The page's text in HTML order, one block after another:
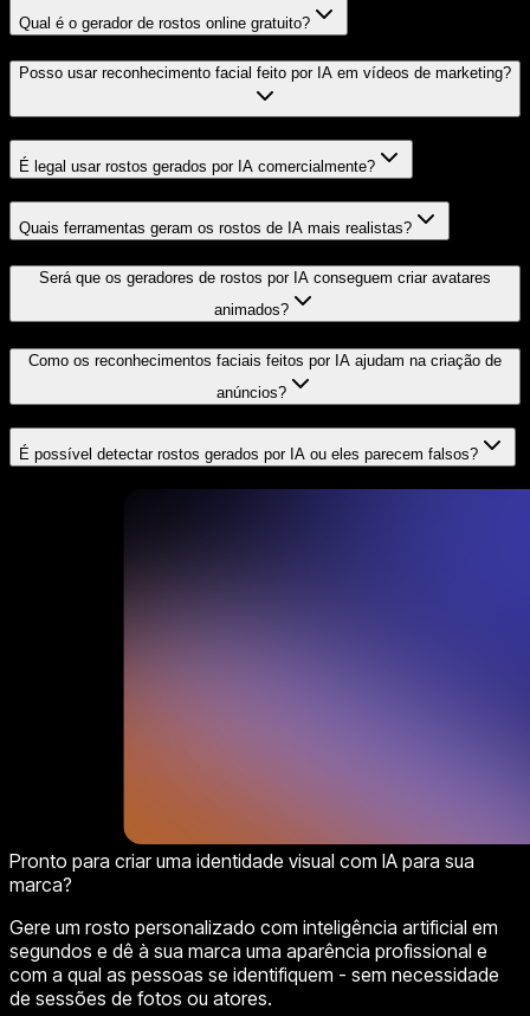
Qual é o gerador de rostos online gratuito?
Posso usar reconhecimento facial feito por IA em vídeos de marketing?
É legal usar rostos gerados por IA comercialmente?
Quais ferramentas geram os rostos de IA mais realistas?
Será que os geradores de rostos por IA conseguem criar avatares
animados?
Como os reconhecimentos faciais feitos por IA ajudam na criação de
anúncios?
É possível detectar rostos gerados por IA ou eles parecem falsos?
Pronto para criar uma identidade visual com IA para sua
marca?
Gere um rosto personalizado com inteligência artificial em
segundos e dê à sua marca uma aparência profissional e
com a qual as pessoas se identifiquem - sem necessidade
de sessões de fotos ou atores.